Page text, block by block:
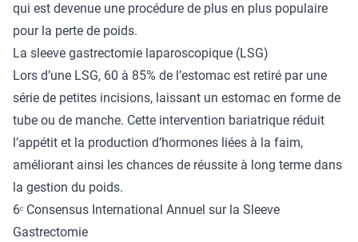
qui est devenue une procédure de plus en plus populaire
pour la perte de poids.
La sleeve gastrectomie laparoscopique (LSG)
Lors d’une LSG, 60 à 85% de l’estomac est retiré par une
série de petites incisions, laissant un estomac en forme de
tube ou de manche. Cette intervention bariatrique réduit
l’appétit et la production d’hormones liées à la faim,
améliorant ainsi les chances de réussite à long terme dans
la gestion du poids.
6ᵉ Consensus International Annuel sur la Sleeve
Gastrectomie